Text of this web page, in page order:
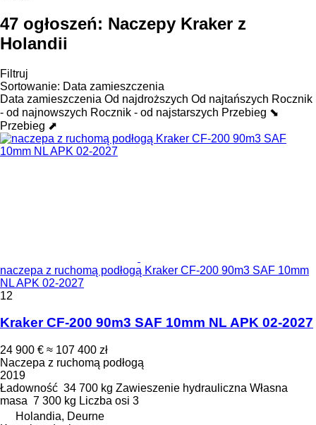
47 ogłoszeń: Naczepy Kraker z
Holandii
Filtruj
Sortowanie: Data zamieszczenia
Data zamieszczenia Od najdroższych Od najtańszych Rocznik
- od najnowszych Rocznik - od najstarszych Przebieg ⬊
Przebieg ⬈
naczepa z ruchomą podłogą Kraker CF-200 90m3 SAF 10mm
NL APK 02-2027
12
Kraker CF-200 90m3 SAF 10mm NL APK 02-2027
24 900 € ≈ 107 400 zł
Naczepa z ruchomą podłogą
2019
Ładowność 34 700 kg Zawieszenie hydrauliczna Własna
masa 7 300 kg Liczba osi 3
Holandia, Deurne